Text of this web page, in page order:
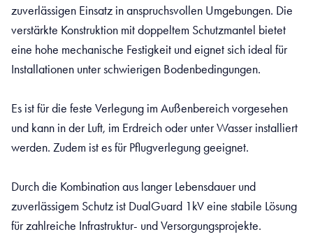
zuverlässigen Einsatz in anspruchsvollen Umgebungen. Die
verstärkte Konstruktion mit doppeltem Schutzmantel bietet
eine hohe mechanische Festigkeit und eignet sich ideal für
Installationen unter schwierigen Bodenbedingungen.
Es ist für die feste Verlegung im Außenbereich vorgesehen
und kann in der Luft, im Erdreich oder unter Wasser installiert
werden. Zudem ist es für Pflugverlegung geeignet.
Durch die Kombination aus langer Lebensdauer und
zuverlässigem Schutz ist DualGuard 1kV eine stabile Lösung
für zahlreiche Infrastruktur- und Versorgungsprojekte.